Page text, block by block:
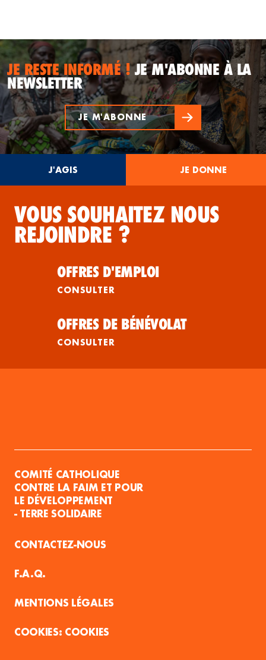
JE RESTE INFORMÉ !JE M'ABONNE À LA
NEWSLETTER
JE M'ABONNE
J'AGIS JE DONNE
VOUS SOUHAITEZ NOUS
REJOINDRE ?
OFFRES D'EMPLOI
CONSULTER
OFFRES DE BÉNÉVOLAT
CONSULTER
COMITÉ CATHOLIQUE
CONTRE LA FAIM ET POUR
LE DÉVELOPPEMENT
- TERRE SOLIDAIRE
CONTACTEZ-NOUS
F.A.Q.
MENTIONS LÉGALES
COOKIES